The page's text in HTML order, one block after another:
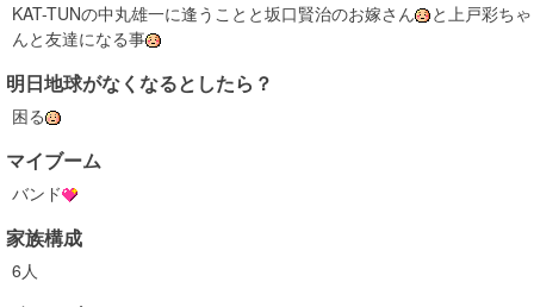
KAT-TUNの中丸雄一に逢うことと坂口賢治のお嫁さん
と上戸彩ちゃ
んと友達になる事
明日地球がなくなるとしたら？
困る
マイブーム
バンド
家族構成
6人